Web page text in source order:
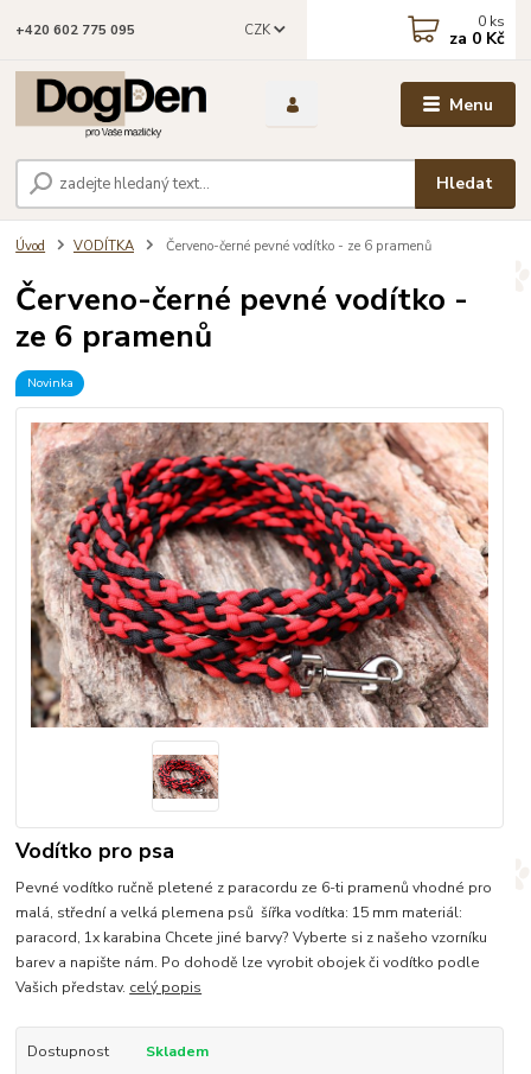
Menu
CZK
Hledat
+420 602 775 095 0 ks
za 0 Kč
Úvod VODÍTKA Červeno-černé pevné vodítko - ze 6 pramenů
Červeno-černé pevné vodítko -
ze 6 pramenů
Novinka
Vodítko pro psa
Pevné vodítko ručně pletené z paracordu ze 6-ti pramenů vhodné pro
malá, střední a velká plemena psů šířka vodítka: 15 mm materiál:
paracord, 1x karabina Chcete jiné barvy? Vyberte si z našeho vzorníku
barev a napište nám. Po dohodě lze vyrobit obojek či vodítko podle
Vašich představ. celý popis
Dostupnost
Skladem